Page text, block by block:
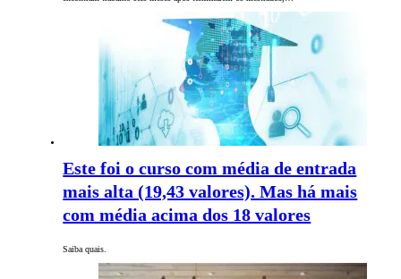
Este foi o curso com média de entrada
mais alta (19,43 valores). Mas há mais
com média acima dos 18 valores
Saiba quais.